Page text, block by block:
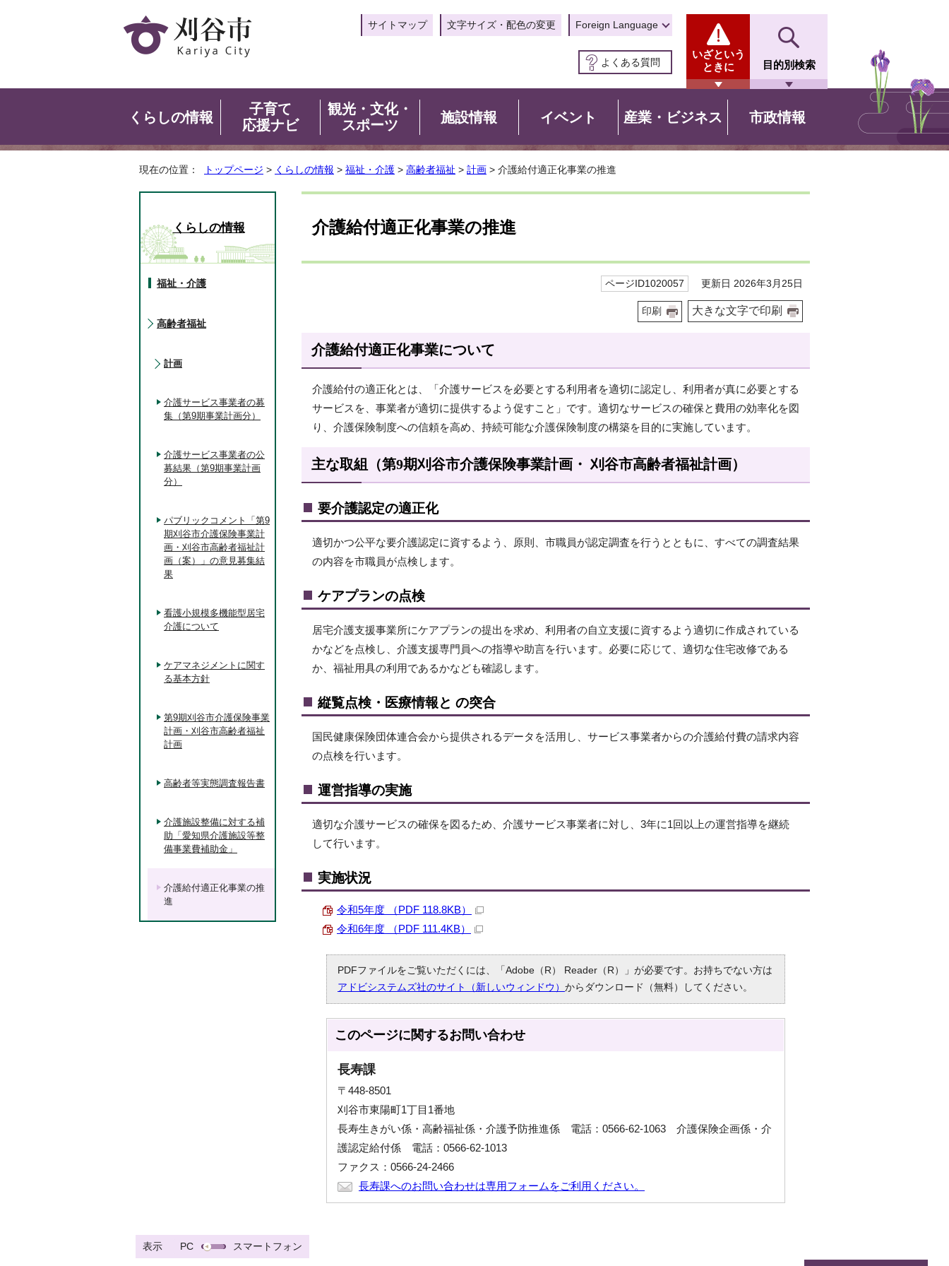
サイトマップ 文字サイズ・配色の変更 Foreign Language
よくある質問
いざという
ときに
目的別検索
くらしの情報
子育て
応援ナビ
観光・文化・
スポーツ
施設情報 イベント 産業・ビジネス 市政情報
現在の位置： トップページ > くらしの情報 > 福祉・介護 > 高齢者福祉 > 計画 > 介護給付適正化事業の推進
介護給付適正化事業の推進
ページID1020057 更新日 2026年3月25日
印刷 大きな文字で印刷
介護給付適正化事業について
介護給付の適正化とは、「介護サービスを必要とする利用者を適切に認定し、利用者が真に必要とする
サービスを、事業者が適切に提供するよう促すこと」です。適切なサービスの確保と費用の効率化を図
り、介護保険制度への信頼を高め、持続可能な介護保険制度の構築を目的に実施しています。
主な取組（第9期刈谷市介護保険事業計画・ 刈谷市高齢者福祉計画）
要介護認定の適正化
適切かつ公平な要介護認定に資するよう、原則、市職員が認定調査を行うとともに、すべての調査結果
の内容を市職員が点検します。
ケアプランの点検
居宅介護支援事業所にケアプランの提出を求め、利用者の自立支援に資するよう適切に作成されている
かなどを点検し、介護支援専門員への指導や助言を行います。必要に応じて、適切な住宅改修である
か、福祉用具の利用であるかなども確認します。
縦覧点検・医療情報と の突合
国民健康保険団体連合会から提供されるデータを活用し、サービス事業者からの介護給付費の請求内容
の点検を行います。
運営指導の実施
適切な介護サービスの確保を図るため、介護サービス事業者に対し、3年に1回以上の運営指導を継続
して行います。
実施状況
令和5年度 （PDF 118.8KB）
令和6年度 （PDF 111.4KB）
PDFファイルをご覧いただくには、「Adobe（R） Reader（R）」が必要です。お持ちでない方は
アドビシステムズ社のサイト（新しいウィンドウ） からダウンロード（無料）してください。
このページに関するお問い合わせ
長寿課
〒448-8501
刈谷市東陽町1丁目1番地
長寿生きがい係・高齢福祉係・介護予防推進係 電話：0566-62-1063 介護保険企画係・介
護認定給付係 電話：0566-62-1013
ファクス：0566-24-2466
長寿課へのお問い合わせは専用フォームをご利用ください。
くらしの情報
福祉・介護
高齢者福祉
計画
介護サービス事業者の募
集（第9期事業計画分）
介護サービス事業者の公
募結果（第9期事業計画
分）
パブリックコメント「第9
期刈谷市介護保険事業計
画・刈谷市高齢者福祉計
画（案）」の意見募集結
果
看護小規模多機能型居宅
介護について
ケアマネジメントに関す
る基本方針
第9期刈谷市介護保険事業
計画・刈谷市高齢者福祉
計画
高齢者等実態調査報告書
介護施設整備に対する補
助「愛知県介護施設等整
備事業費補助金」
介護給付適正化事業の推
進
表示 PC スマートフォン